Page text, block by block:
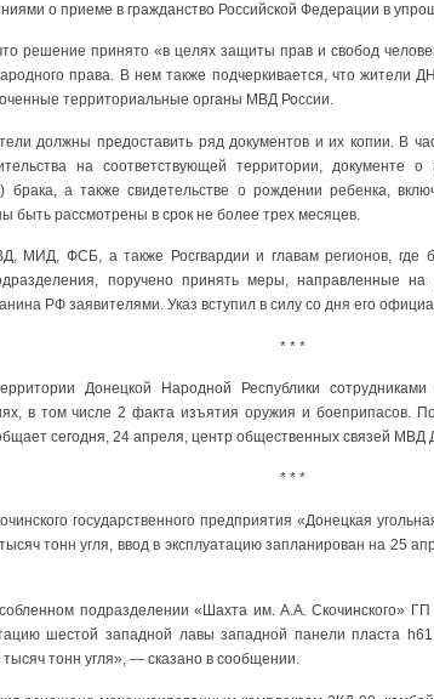
о приеме в гражданство Российской Федерации в
решение принято «в целях защиты прав и свобод
права. В нем также подчеркивается, что жители
территориальные органы МВД России.
должны предоставить ряд документов и их копии. В
на соответствующей территории,
брака, а также свидетельстве о рождении ребенка,
быть рассмотрены в срок не более трех месяцев.
МИД, ФСБ, а также Росгвардии и главам регионов,
поручено принять меры, направленные
РФ заявителями. Указ вступил в силу со дня его
* * *
Донецкой Народной Республики сотрудниками
в том числе 2 факта изъятия оружия и боеприпасов.
сегодня, 24 апреля, центр общественных связей МВД
* * *
государственного предприятия «Донецкая
тонн угля, ввод в эксплуатацию запланирован на 25
подразделении «Шахта им. А.А. Скочинского» ГП
шестой западной лавы западной панели пласта
тонн угля», — сказано в сообщении.